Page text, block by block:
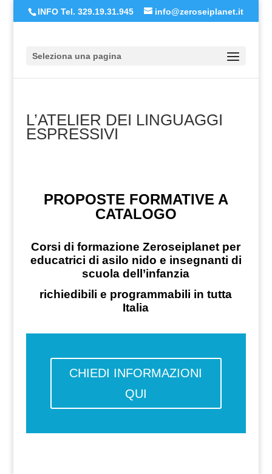
INFO Tel. 329.19.31.945 info@zeroseiplanet.it
Seleziona una pagina
L’ATELIER DEI LINGUAGGI
ESPRESSIVI
PROPOSTE FORMATIVE A
CATALOGO
Corsi di formazione Zeroseiplanet per
educatrici di asilo nido e insegnanti di
scuola dell’infanzia
richiedibili e programmabili in tutta
Italia
CHIEDI INFORMAZIONI
QUI